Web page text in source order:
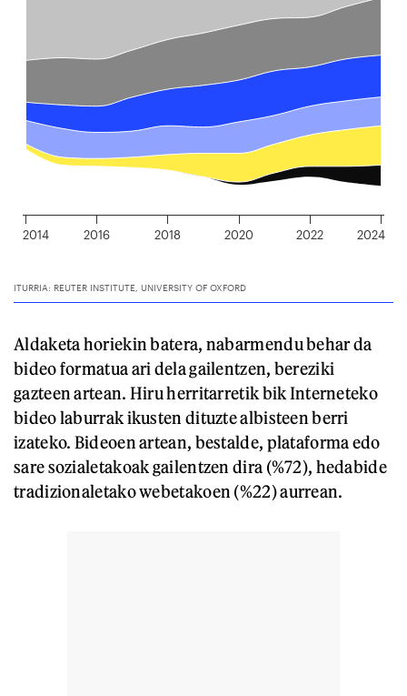
Aldaketa horiekin batera, nabarmendu behar da
bideo formatua ari dela gailentzen, bereziki
gazteen artean. Hiru herritarretik bik Interneteko
bideo laburrak ikusten dituzte albisteen berri
izateko. Bideoen artean, bestalde, plataforma edo
sare sozialetakoak gailentzen dira (%72), hedabide
tradizionaletako webetakoen (%22) aurrean.